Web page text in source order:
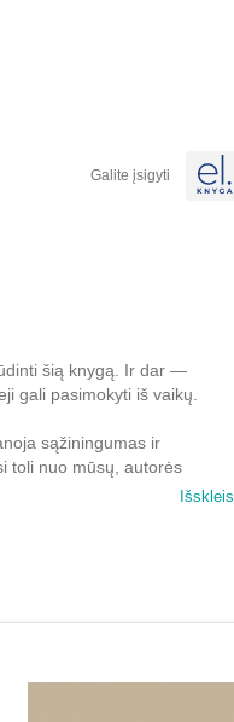
Galite įsigyti
šią knygą. Ir dar —
gali pasimokyti iš vaikų.
sąžiningumas ir
toli nuo mūsų, autorės
kampelyje jie gyventų.